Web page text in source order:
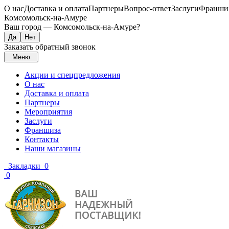
О насДоставка и оплатаПартнерыВопрос-ответЗаслуги
Комсомольск-на-Амуре
Ваш город — Комсомольск-на-Амуре?
Заказать обратный звонок
Меню
Акции и спецпредложения
О нас
Доставка и оплата
Партнеры
Мероприятия
Заслуги
Франшиза
Контакты
Наши магазины
Закладки 0
0